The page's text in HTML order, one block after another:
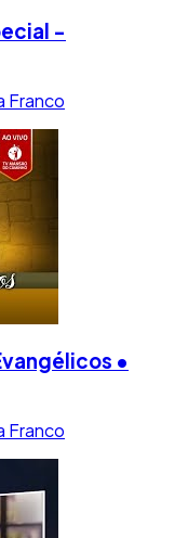
-
Franco
•
Franco